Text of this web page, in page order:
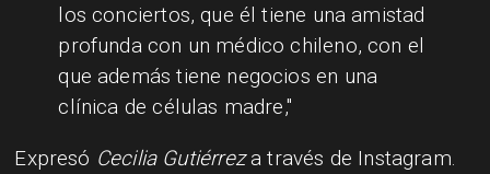
los conciertos, que él tiene una amistad
profunda con un médico chileno, con el
que además tiene negocios en una
clínica de células madre,"
Expresó Cecilia Gutiérreza través de Instagram.